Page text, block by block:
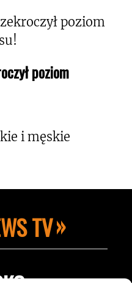
poziom
TV